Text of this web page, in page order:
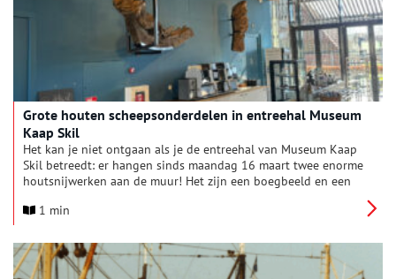
Grote houten scheepsonderdelen in entreehal Museum
Kaap Skil
Het kan je niet ontgaan als je de entreehal van Museum Kaap
Skil betreedt: er hangen sinds maandag 16 maart twee enorme
houtsnijwerken aan de muur! Het zijn een boegbeeld en een
scheepswrak. Ze illustreren op indrukwekkende wijze waar het
houten scheepvaart.
1 min